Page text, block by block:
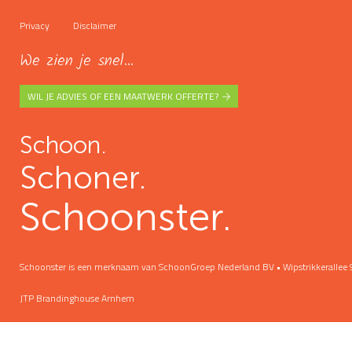
We zien je snel...
WIL JE ADVIES OF EEN MAATWERK OFFERTE?
Privacy Disclaimer
Schoon.
Schoner.
Schoonster.
Schoonster is een merknaam van SchoonGroep Nederland BV •
JTP Brandinghouse Arnhem